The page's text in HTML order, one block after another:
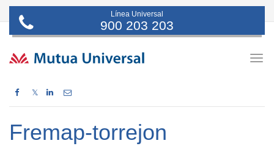
Línea Universal
900 203 203
𝕏
Fremap-torrejon